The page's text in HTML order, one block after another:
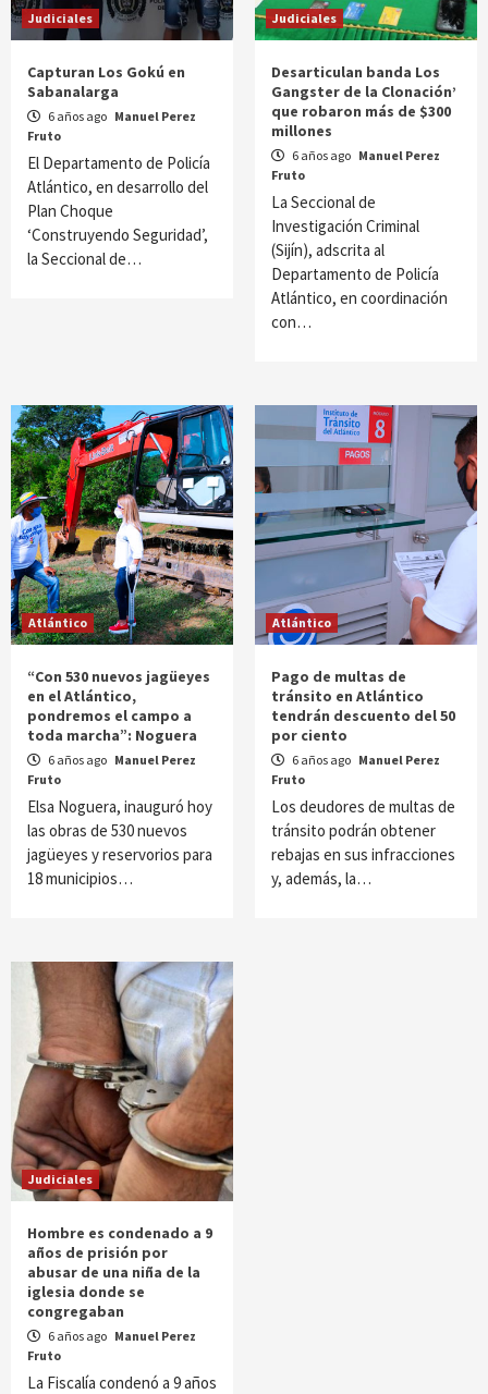
Judiciales
Capturan Los Gokú en
Sabanalarga
6 años ago Manuel Perez
Fruto
El Departamento de Policía
Atlántico, en desarrollo del
Plan Choque
‘Construyendo Seguridad’,
la Seccional de…
Judiciales
Desarticulan banda Los
Gangster de la Clonación’
que robaron más de $300
millones
6 años ago Manuel Perez
Fruto
La Seccional de
Investigación Criminal
(Sijín), adscrita al
Departamento de Policía
Atlántico, en coordinación
con…
Atlántico
“Con 530 nuevos jagüeyes
en el Atlántico,
pondremos el campo a
toda marcha”: Noguera
6 años ago Manuel Perez
Fruto
Elsa Noguera, inauguró hoy
las obras de 530 nuevos
jagüeyes y reservorios para
18 municipios…
Atlántico
Pago de multas de
tránsito en Atlántico
tendrán descuento del 50
por ciento
6 años ago Manuel Perez
Fruto
Los deudores de multas de
tránsito podrán obtener
rebajas en sus infracciones
y, además, la…
Judiciales
Hombre es condenado a 9
años de prisión por
abusar de una niña de la
iglesia donde se
congregaban
6 años ago Manuel Perez
Fruto
La Fiscalía condenó a 9 años